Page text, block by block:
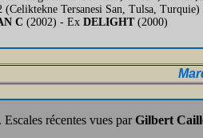
(Celiktekne Tersanesi San, Tulsa,
C (2002) - Ex DELIGHT(2000)
Escales récentes vues parGilbert